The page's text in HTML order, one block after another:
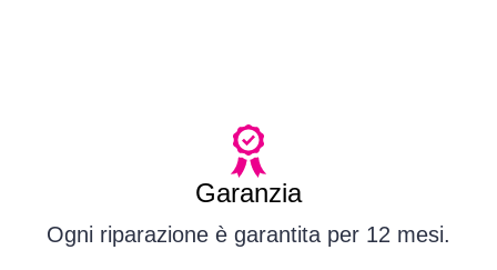
Garanzia
Ogni riparazione è garantita per 12 mesi.